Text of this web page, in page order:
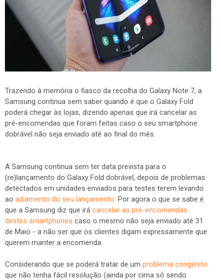
Trazendo à memória o fiasco da recolha do Galaxy Note 7, a
Samsung continua sem saber quando é que o Galaxy Fold
poderá chegar às lojas, dizendo apenas que irá cancelar as
pré-encomendas que foram feitas caso o seu smartphone
dobrável não seja enviado até ao final do mês.
A Samsung continua sem ter data prevista para o
(re)lançamento do Galaxy Fold dobrável, depois de problemas
detectados em unidades enviados para testes terem levando
ao adiamento do seu lançamento. Por agora o que se sabe é
que a Samsung diz que irá cancelar as pré-encomendas
destes smartphones caso o mesmo não seja enviado até 31
de Maio - a não ser que os clientes digam expressamente que
querem manter a encomenda.
Considerando que se poderá tratar de um problema congénito
que não tenha fácil resolução (ainda por cima só sendo